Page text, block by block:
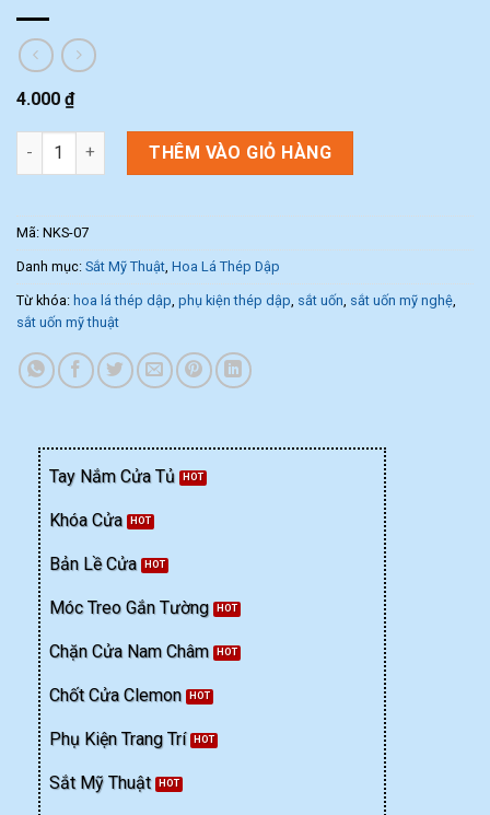
4.000 ₫
Hoa lá thép dập hình lá NKS-07 số lượng
THÊM VÀO GIỎ HÀNG
Mã: NKS-07
Danh mục: Sắt Mỹ Thuật Hoa Lá Thép Dập
Từ khóa: hoa lá thép dập phụ kiện thép dập sắt uốn sắt uốn mỹ nghệ
sắt uốn mỹ thuật
Tay Nắm Cửa Tủ
Khóa Cửa
Bản Lề Cửa
Móc Treo Gắn Tường
Chặn Cửa Nam Châm
Chốt Cửa Clemon
Phụ Kiện Trang Trí
Sắt Mỹ Thuật